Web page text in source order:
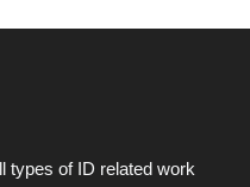
types of ID related work